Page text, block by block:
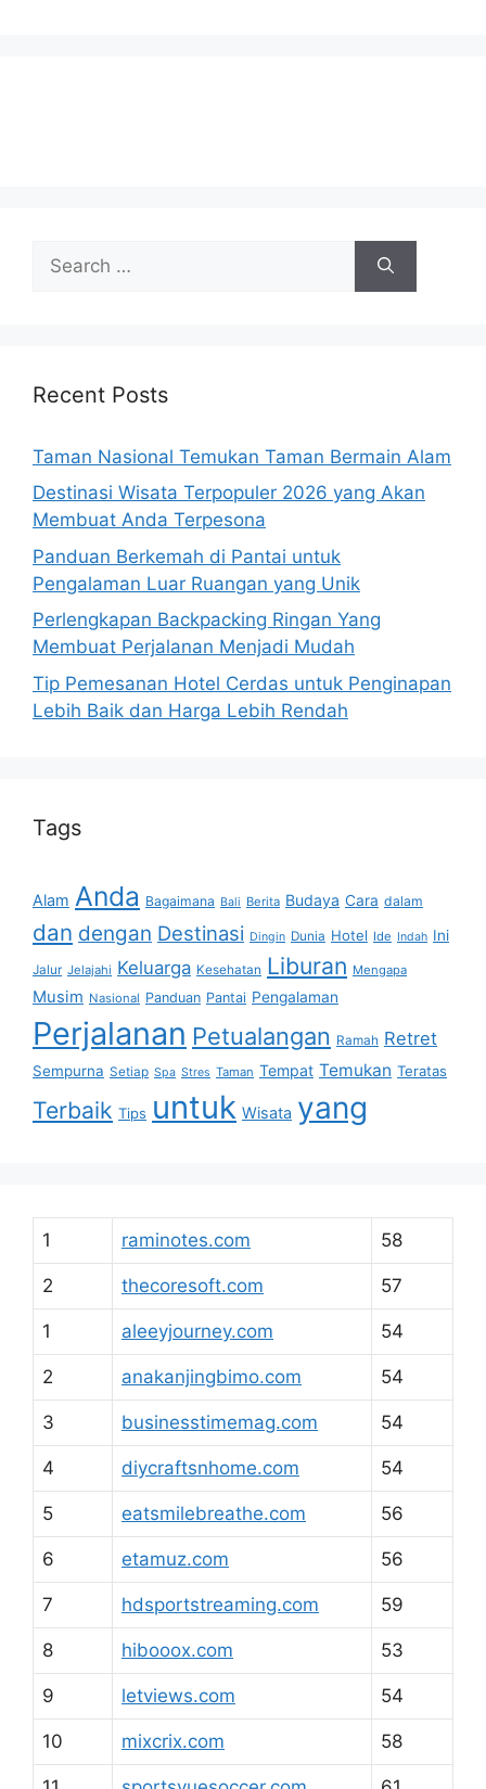
for:
Recent Posts
Taman Nasional Temukan Taman Bermain Alam
Destinasi Wisata Terpopuler 2026 yang Akan
Membuat Anda Terpesona
Panduan Berkemah di Pantai untuk
Pengalaman Luar Ruangan yang Unik
Perlengkapan Backpacking Ringan Yang
Membuat Perjalanan Menjadi Mudah
Tip Pemesanan Hotel Cerdas untuk Penginapan
Lebih Baik dan Harga Lebih Rendah
Tags
Alam Anda Bagaimana Bali Berita Budaya Cara dalam
dan dengan Destinasi Dingin Dunia Hotel Ide Indah Ini
Jalur Jelajahi Keluarga Kesehatan Liburan Mengapa
Musim Nasional Panduan Pantai Pengalaman
Perjalanan Petualangan Ramah Retret
Sempurna Setiap Spa Stres Taman Tempat Temukan Teratas
Terbaik Tips untuk Wisata yang
1 raminotes.com 58
2 thecoresoft.com 57
1 aleeyjourney.com 54
2 anakanjingbimo.com 54
3 businesstimemag.com 54
4 diycraftsnhome.com 54
5 eatsmilebreathe.com 56
6 etamuz.com 56
7 hdsportstreaming.com 59
8 hibooox.com 53
9 letviews.com 54
10 mixcrix.com 58